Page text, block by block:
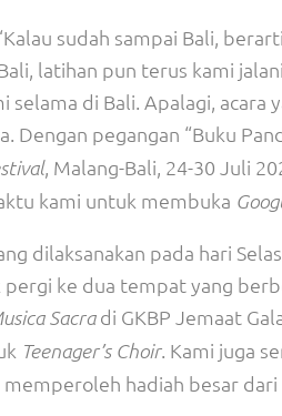
sudah sampai Bali,
latihan pun terus kami
selama di Bali. Apalagi,
Dengan pegangan “Buku
, Malang-Bali, 24-30 Juli
kami untuk membuka
dilaksanakan pada hari
ke dua tempat yang
Sacradi GKBP Jemaat
Teenager’s Choir. Kami juga
hadiah besar